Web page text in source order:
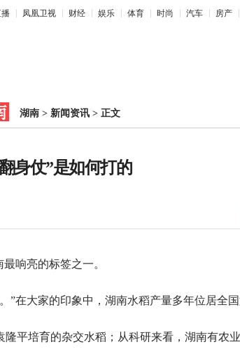
凤凰卫视 财经 娱乐 体育 时尚 汽车 房产
湖南 > 新闻资讯 > 正文
身仗”是如何打的
响亮的标签之一。
”在大家的印象中，湖南水稻产量多年位居全国
隆平培育的杂交水稻；从科研来看，湖南有农